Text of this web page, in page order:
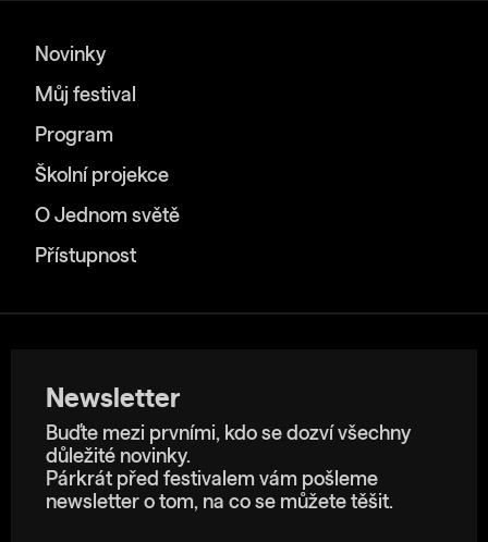
Novinky
Můj festival
Program
Školní projekce
O Jednom světě
Přístupnost
Newsletter
Buďte mezi prvními, kdo se dozví všechny
důležité novinky.
Párkrát před festivalem vám pošleme
newsletter o tom, na co se můžete těšit.